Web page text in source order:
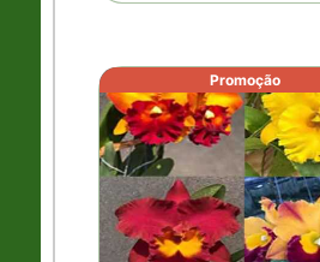
Promoção